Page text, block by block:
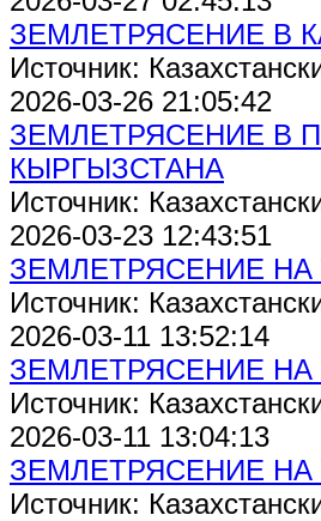
ЗЕМЛЕТРЯСЕНИЕ В
Источник:
2026-03-26 21:05:42
ЗЕМЛЕТРЯСЕНИЕ В
КЫРГЫЗСТАНА
Источник:
2026-03-23 12:43:51
ЗЕМЛЕТРЯСЕНИЕ
Источник:
2026-03-11 13:52:14
ЗЕМЛЕТРЯСЕНИЕ
Источник:
2026-03-11 13:04:13
ЗЕМЛЕТРЯСЕНИЕ
Источник: